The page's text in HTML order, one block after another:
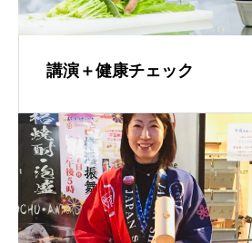
講演＋健康チェック